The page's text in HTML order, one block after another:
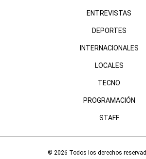
ENTREVISTAS
DEPORTES
INTERNACIONALES
LOCALES
TECNO
PROGRAMACIÓN
STAFF
© 2026 Todos los derechos